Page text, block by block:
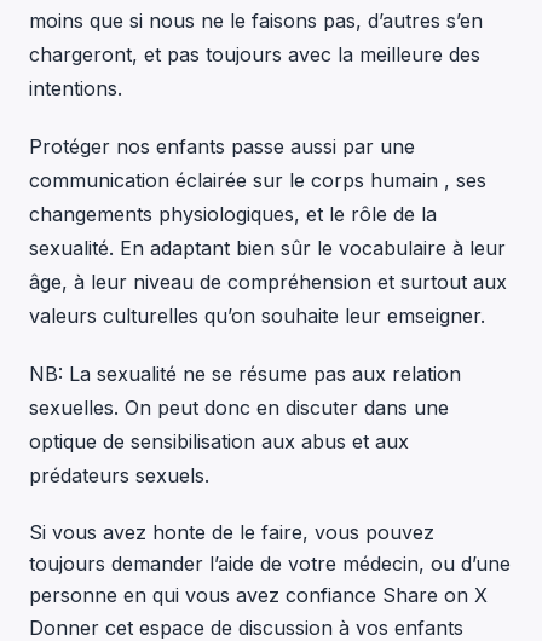
moins que si nous ne le faisons pas, d’autres s’en
chargeront, et pas toujours avec la meilleure des
intentions.
Protéger nos enfants passe aussi par une
communication éclairée sur le corps humain , ses
changements physiologiques, et le rôle de la
sexualité. En adaptant bien sûr le vocabulaire à leur
âge, à leur niveau de compréhension et surtout aux
valeurs culturelles qu’on souhaite leur emseigner.
NB: La sexualité ne se résume pas aux relation
sexuelles. On peut donc en discuter dans une
optique de sensibilisation aux abus et aux
prédateurs sexuels.
Si vous avez honte de le faire, vous pouvez
toujours demander l’aide de votre médecin, ou d’une
personne en qui vous avez confiance Share on X
Donner cet espace de discussion à vos enfants